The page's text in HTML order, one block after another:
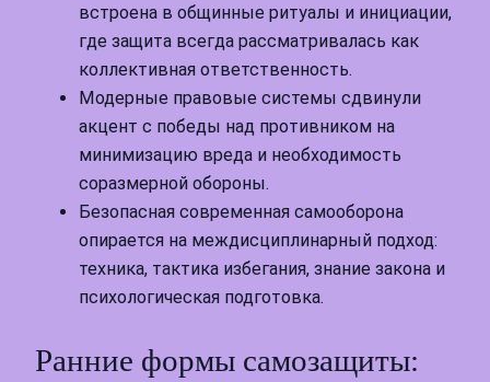
встроена в общинные ритуалы и инициации,
где защита всегда рассматривалась как
коллективная ответственность.
Модерные правовые системы сдвинули
акцент с победы над противником на
минимизацию вреда и необходимость
соразмерной обороны.
Безопасная современная самооборона
опирается на междисциплинарный подход:
техника, тактика избегания, знание закона и
психологическая подготовка.
Ранние формы самозащиты: